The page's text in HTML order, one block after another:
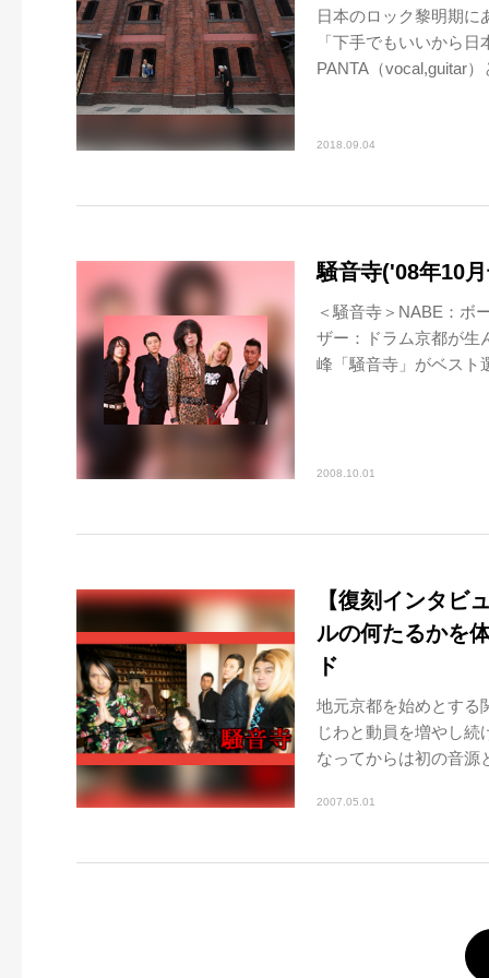
日本のロック黎明期に
「下手でもいいから
PANTA（vocal,guitar
2018.09.04
騒音寺('08年10
＜騒音寺＞NABE：ボ
ザー：ドラム京都が生
峰「騒音寺」がベスト
2008.10.01
【復刻インタビ
ルの何たるかを
ド
地元京都を始めとする
じわと動員を増やし
なってからは初の音源
2007.05.01